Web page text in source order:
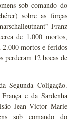
sob comando do
sobre as forças
Franz
de 1.000 mortos,
2.000 mortos e feridos
perderam 12 bocas de
Segunda Coligação.
e da Sardenha
Jean Victor Marie
sob comando do